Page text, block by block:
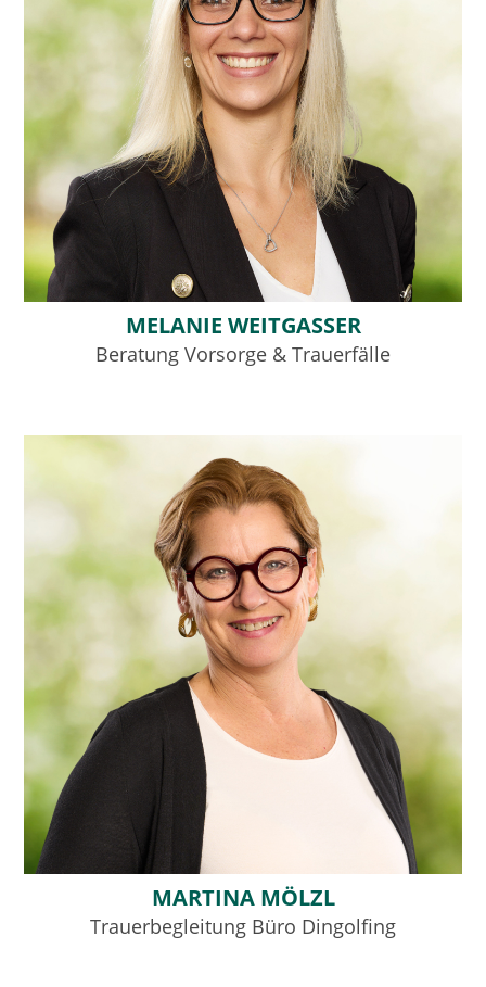
MELANIE WEITGASSER
Beratung Vorsorge & Trauerfälle
MARTINA MÖLZL
Trauerbegleitung Büro Dingolfing